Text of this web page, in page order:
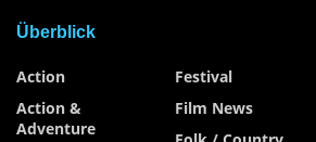
Überblick
Action
Action &
Adventure
Festival
Film News